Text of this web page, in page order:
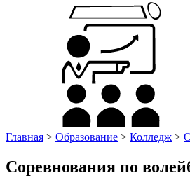
Главная > Образование > Колледж >
Соревнования по